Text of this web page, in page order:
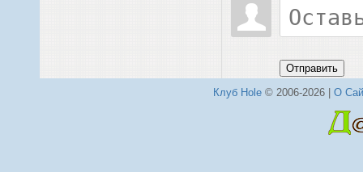
Отправить
Клуб Hole© 2006-2026 | О